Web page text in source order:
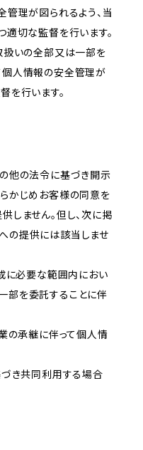
管理が図られるよう、当
適切な監督を行います。
扱いの全部又は一部を
個人情報の安全管理が
を行います。
他の法令に基づき開示
かじめお客様の同意を
しません。但し、次に掲
の提供には該当しませ
に必要な範囲内におい
部を委託することに伴
の承継に伴って個人情
づき共同利用する場合